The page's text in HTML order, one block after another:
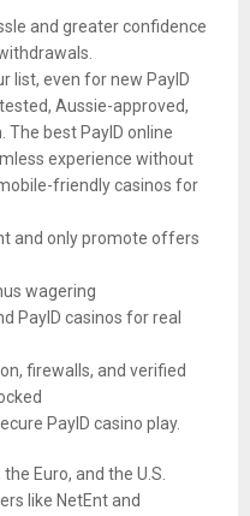
and greater confidence
list, even for new PayID
Aussie-approved,
best PayID online
experience without
friendly casinos for
and only promote offers
wagering
PayID casinos for real
firewalls, and verified
PayID casino play.
Euro, and the U.S.
like NetEnt and